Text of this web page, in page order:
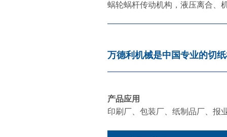
蜗轮蜗杆传动机构，液压离合、
万德利机械是中国专业的切
产品应用
印刷厂、包装厂、纸制品厂、报